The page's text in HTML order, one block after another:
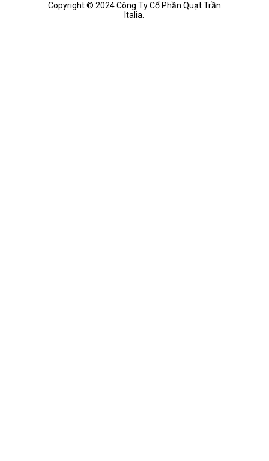
Copyright © 2024 Công Ty Cổ Phần Quạt Trần
Italia.